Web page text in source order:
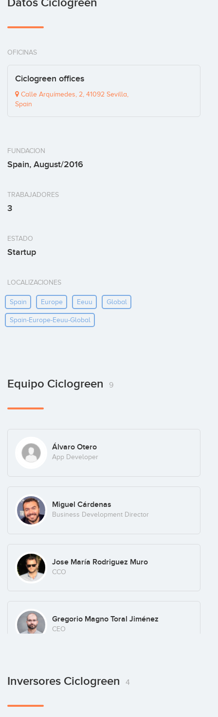
OFICINAS
Ciclogreen offices
Calle Arquímedes, 2, 41092 Sevilla,
Spain
FUNDACION
Spain, August/2016
TRABAJADORES
3
ESTADO
Startup
LOCALIZACIONES
Spain Europe Eeuu Global
Spain-Europe-Eeuu-Global
Equipo Ciclogreen 9
Álvaro Otero
App Developer
Miguel Cárdenas
Business Development Director
Jose María Rodriguez Muro
CCO
Gregorio Magno Toral Jiménez
CEO
Andoni Recabarren Griguol
COO
Inversores Ciclogreen 4